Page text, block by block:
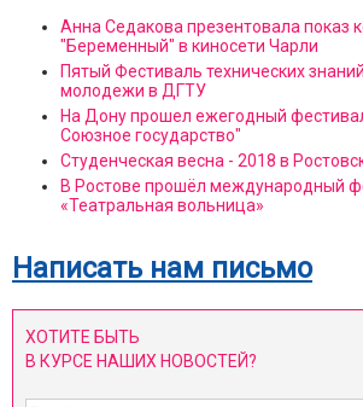
Анна Седакова презентовала показ
"Беременный" в киносети Чарли
Пятый Фестиваль технических
молодежи в ДГТУ
На Дону прошел ежегодный
Союзное государство"
Студенческая весна - 2018 в
В Ростове прошёл международный
«Театральная вольница»
Написать нам письмо
ХОТИТЕ БЫТЬ
В КУРСЕ НАШИХ НОВОСТЕЙ?